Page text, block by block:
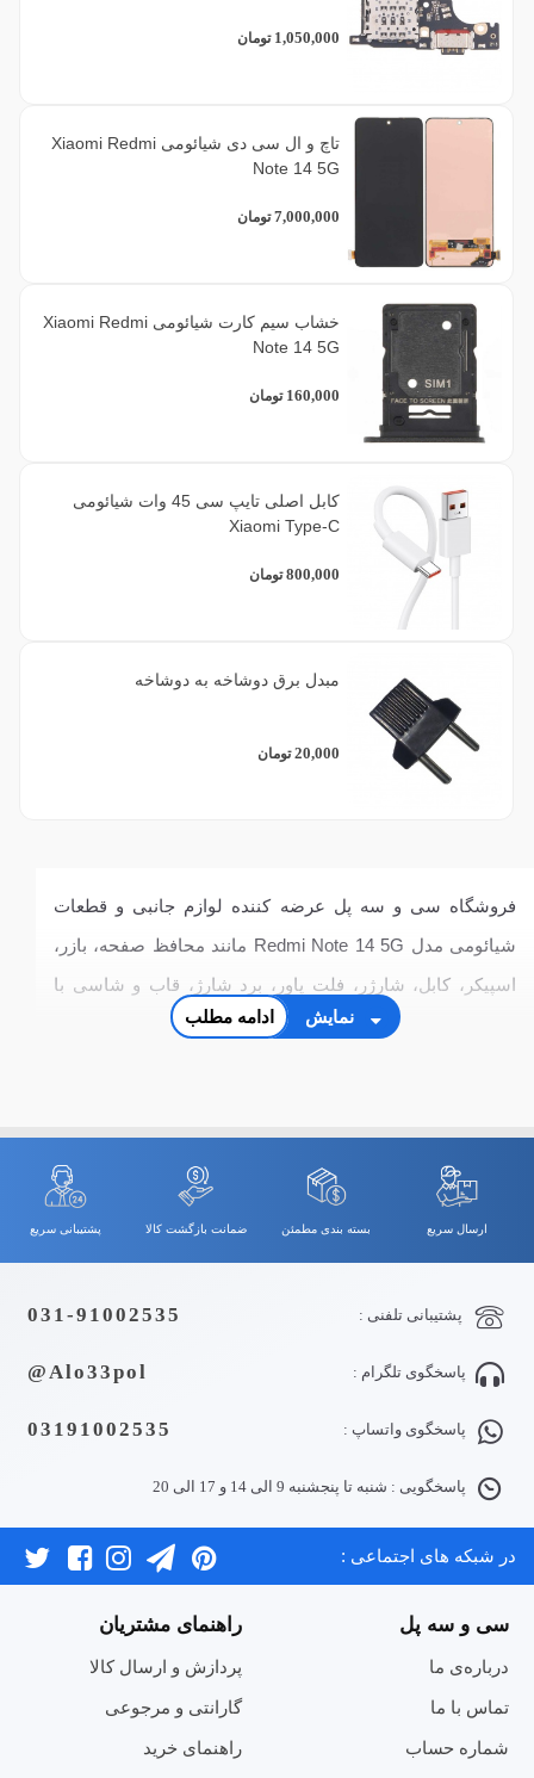
1,050,000 تومان
تاچ و ال سی دی شیائومی Xiaomi Redmi
Note 14 5G
7,000,000 تومان
خشاب سیم کارت شیائومی Xiaomi Redmi
Note 14 5G
160,000 تومان
کابل اصلی تایپ سی 45 وات شیائومی
Xiaomi Type-C
800,000 تومان
مبدل برق دوشاخه به دوشاخه
20,000 تومان
فروشگاه سی و سه پل عرضه کننده لوازم جانبی و قطعات
شیائومی مدل Redmi Note 14 5G مانند محافظ صفحه، بازر،
اسپیکر، کابل، شارژر، فلت پاور، برد شارژ، قاب و شاسی با
بهترین کیفیت و قیمت
نمایش ادامه مطلب
ارسال سریع بسته بندی مطمئن ضمانت بازگشت کالا پشتیبانی سریع
پشتیبانی تلفنی : 031-91002535
پاسخگوی تلگرام : Alo33pol@
پاسخگوی واتساپ : 03191002535
پاسخگویی : شنبه تا پنجشنبه 9 الی 14 و 17 الی 20
در شبکه های اجتماعی :
سی و سه پل
درباره‌ی ما
تماس با ما
شماره حساب
راهنمای مشتریان
پردازش و ارسال کالا
گارانتی و مرجوعی
راهنمای خرید